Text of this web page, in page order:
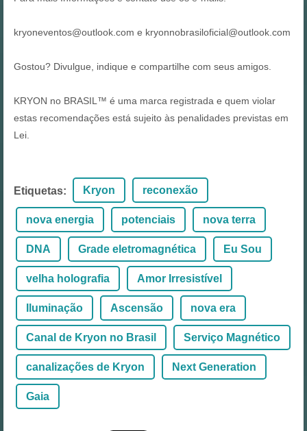
kryoneventos@outlook.com e kryonnobrasiloficial@outlook.com
Gostou? Divulgue, indique e compartilhe com seus amigos.
KRYON no BRASIL™ é uma marca registrada e quem violar
estas recomendações está sujeito às penalidades previstas em
Lei.
Etiquetas: Kryon reconexão
nova energia potenciais nova terra
DNA Grade eletromagnética Eu Sou
velha holografia Amor Irresistível
Iluminação Ascensão nova era
Canal de Kryon no Brasil Serviço Magnético
canalizações de Kryon Next Generation
Gaia